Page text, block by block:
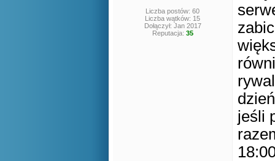
Liczba postów: 60
Liczba wątków: 15
Dołączył: Jan 2017
Reputacja: 35
jeśli